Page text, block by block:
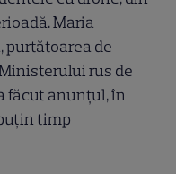
Maria
purtătoarea de
rus de
făcut anunțul, în
timp